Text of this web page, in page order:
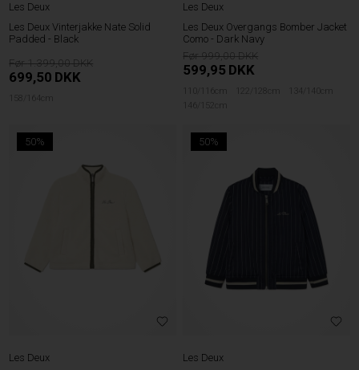
Les Deux
Les Deux Vinterjakke Nate Solid
Padded - Black
1.399,00
699,50 DKK
158/164cm
Les Deux
Les Deux Overgangs Bomber Jacket
Como - Dark Navy
999,00
599,95 DKK
110/116cm 122/128cm
134/140cm
146/152cm
50%
Les Deux
50%
Les Deux